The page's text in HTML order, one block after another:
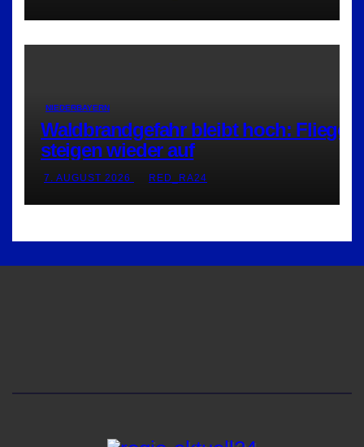
NIEDERBAYERN
Waldbrandgefahr bleibt hoch: Flieger
steigen wieder auf
7. AUGUST 2026 RED_RA24